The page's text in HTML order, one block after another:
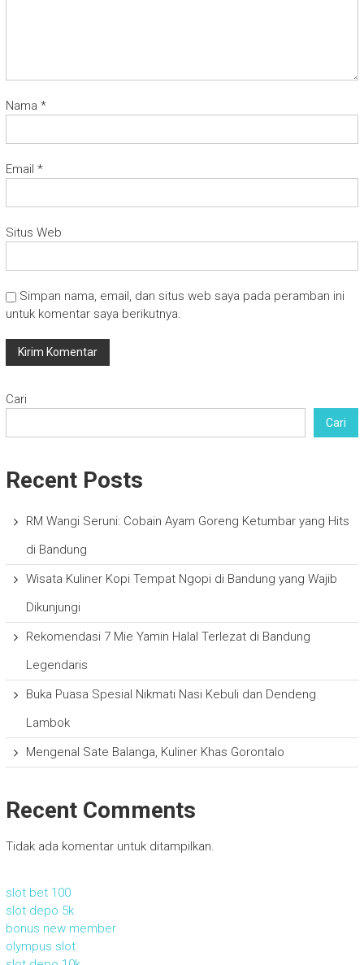
Nama *
Email *
Situs Web
Simpan nama, email, dan situs web saya pada peramban ini
untuk komentar saya berikutnya.
Cari
Cari
Recent Posts
RM Wangi Seruni: Cobain Ayam Goreng Ketumbar yang Hits
di Bandung
Wisata Kuliner Kopi Tempat Ngopi di Bandung yang Wajib
Dikunjungi
Rekomendasi 7 Mie Yamin Halal Terlezat di Bandung
Legendaris
Buka Puasa Spesial Nikmati Nasi Kebuli dan Dendeng
Lambok
Mengenal Sate Balanga, Kuliner Khas Gorontalo
Recent Comments
Tidak ada komentar untuk ditampilkan.
slot bet 100
slot depo 5k
bonus new member
olympus slot